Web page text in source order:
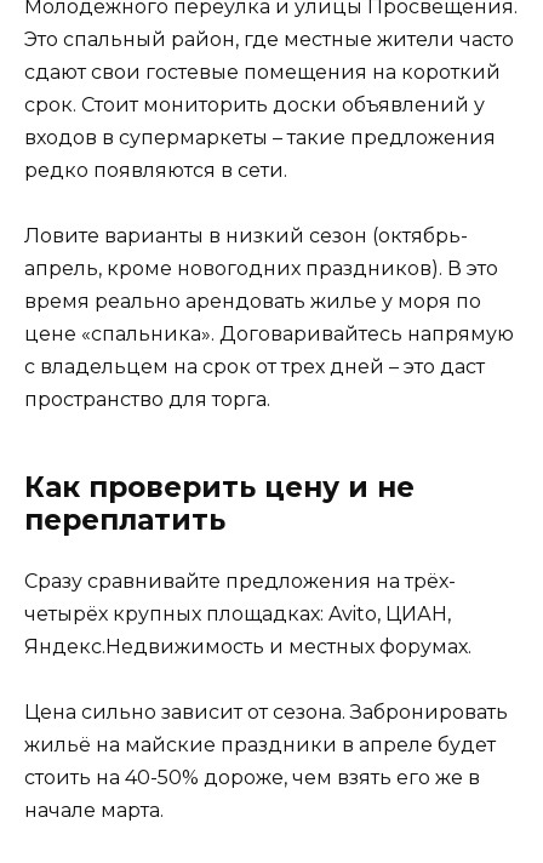
Молодежного переулка и улицы Просвещения.
Это спальный район, где местные жители часто
сдают свои гостевые помещения на короткий
срок. Стоит мониторить доски объявлений у
входов в супермаркеты – такие предложения
редко появляются в сети.
Ловите варианты в низкий сезон (октябрь-
апрель, кроме новогодних праздников). В это
время реально арендовать жилье у моря по
цене «спальника». Договаривайтесь напрямую
с владельцем на срок от трех дней – это даст
пространство для торга.
Как проверить цену и не
переплатить
Сразу сравнивайте предложения на трёх-
четырёх крупных площадках: Avito, ЦИАН,
Яндекс.Недвижимость и местных форумах.
Цена сильно зависит от сезона. Забронировать
жильё на майские праздники в апреле будет
стоить на 40-50% дороже, чем взять его же в
начале марта.